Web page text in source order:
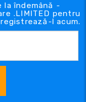
la îndemână -
.LIMITED pentru
l acum.